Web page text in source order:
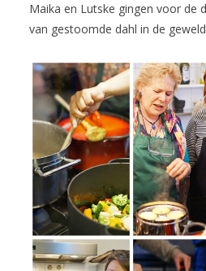
Maika en Lutske gingen voor de
van gestoomde dahl in de